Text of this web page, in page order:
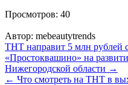
Просмотров: 40
Автор: mebeautytrends
Навигация
по
записям
ТНТ направит 5 млн рублей
«Простоквашино» на
Нижегородской области →
← Что смотреть на ТНТ в